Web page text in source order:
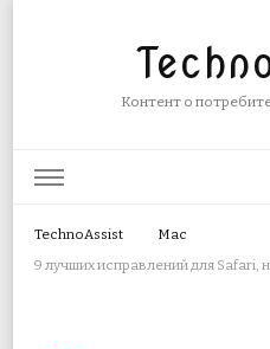
Контент о
TechnoAssist
Mac
9 лучших исправлений для